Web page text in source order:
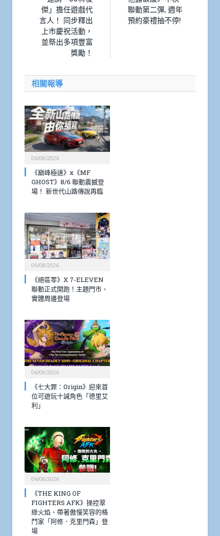
傑」擔任遊戲代
言人！ 同步釋出
上市慶祝活動，
並祭出多項豐富
獎勵！
聯動第二彈, 週年
預約豪禮抽不停!
相關報導
06/08/2026
《巔峰極速》x《MF
GHOST》8/6 聯動震撼登
場！ 新世代山路傳說再臨
06/08/2026
《絕區零》X 7-ELEVEN
聯動正式開跑！主題門市、
實體周邊登場
06/08/2026
《七大罪：Origin》迎來首
位可遊玩十誡角色「德里艾
利」
06/08/2026
《THE KING OF
FIGHTERS AFK》操控翠
綠火焰、帶著傲慢笑容的格
鬥家「阿修．克里門森」登
場